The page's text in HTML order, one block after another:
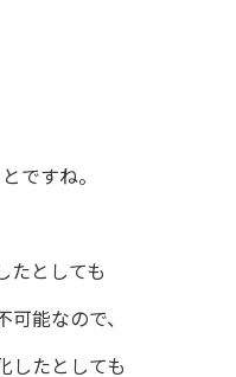
ですね。
たとしても
能なので、
したとしても